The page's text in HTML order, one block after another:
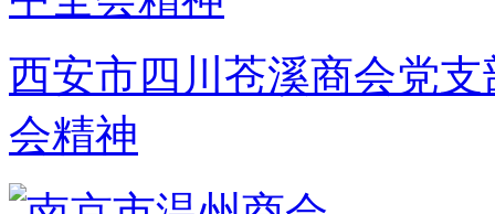
西安市四川苍溪商会党
会精神